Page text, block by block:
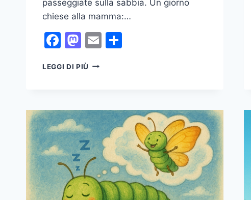
passeggiate sulla sabbia. Un giorno
chiese alla mamma:…
Facebook
Mastodon
Email
LEGGI DI PIÙ LA